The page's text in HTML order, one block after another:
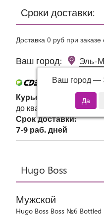
Сроки доставки:
Доставка 0 руб при
Ваш город: Эль-
Ваш город —
Курьер СДЭК
до квартиры или офиса
Срок доставки:
7-9 раб. дней
Hugo Boss
Мужской
Hugo Boss Boss №6 Bottled